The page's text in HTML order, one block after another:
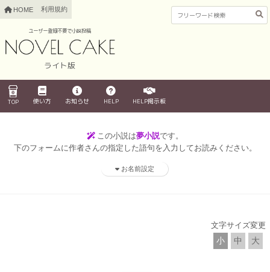
HOME 利用規約
ユーザー登録不要で小説投稿
ライト版
TOP 使い方 お知らせ HELP HELP掲示板
この小説は夢小説です。
下のフォームに作者さんの指定した語句を入力してお読みください。
お名前設定
文字サイズ変更
小 中 大